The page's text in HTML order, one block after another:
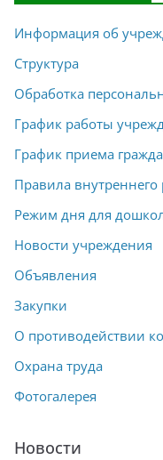
Информация об
Структура
Обработка
График работы
График приема
Правила внутреннего
Режим дня для
Новости учреждения
Объявления
Закупки
О противодействии
Охрана труда
Фотогалерея
Новости